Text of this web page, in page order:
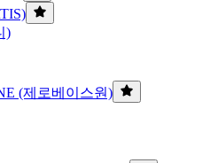
)
(제로베이스원)